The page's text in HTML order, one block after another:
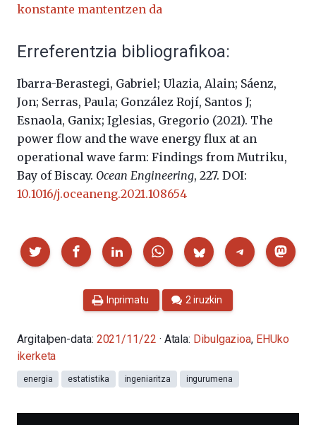
konstante mantentzen da
Erreferentzia bibliografikoa:
Ibarra-Berastegi, Gabriel; Ulazia, Alain; Sáenz,
Jon; Serras, Paula; González Rojí, Santos J;
Esnaola, Ganix; Iglesias, Gregorio (2021). The
power flow and the wave energy flux at an
operational wave farm: Findings from Mutriku,
Bay of Biscay. Ocean Engineering, 227. DOI:
10.1016/j.oceaneng.2021.108654
Partekatu
Inprimatu 2 iruzkin
Argitalpen-data: 2021/11/22 · Atala: Dibulgazioa, EHUko
ikerketa
energia estatistika ingeniaritza ingurumena